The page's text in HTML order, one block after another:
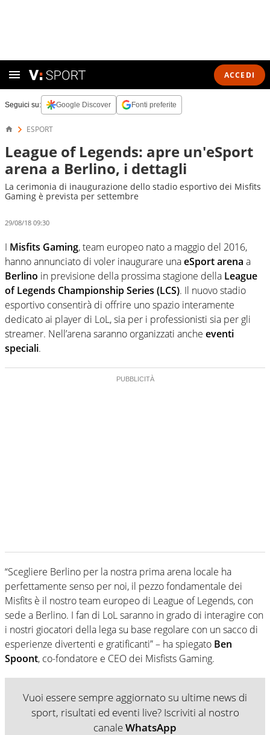
ACCEDI
Seguici su: Google Discover Fonti preferite
ESPORT
League of Legends: apre un'eSport
arena a Berlino, i dettagli
La cerimonia di inaugurazione dello stadio esportivo dei Misfits
Gaming è prevista per settembre
29/08/18 09:30
I Misfits Gaming, team europeo nato a maggio del 2016,
hanno annunciato di voler inaugurare unaeSport arena a
Berlino in previsione della prossima stagione della League
of Legends Championship Series (LCS). Il nuovo stadio
esportivo consentirà di offrire uno spazio interamente
dedicato ai player di LoL, sia per i professionisti sia per gli
streamer. Nell’arena saranno organizzati anche eventi
speciali.
“Scegliere Berlino per la nostra prima arena locale ha
perfettamente senso per noi, il pezzo fondamentale dei
Misfits è il nostro team europeo di League of Legends, con
sede a Berlino. I fan di LoL saranno in grado di interagire con
i nostri giocatori della lega su base regolare con un sacco di
esperienze divertenti e gratificanti” – ha spiegato Ben
Spoont, co-fondatore e CEO dei Misfists Gaming.
Vuoi essere sempre aggiornato su ultime news di
sport, risultati ed eventi live? Iscriviti al nostro
canaleWhatsApp